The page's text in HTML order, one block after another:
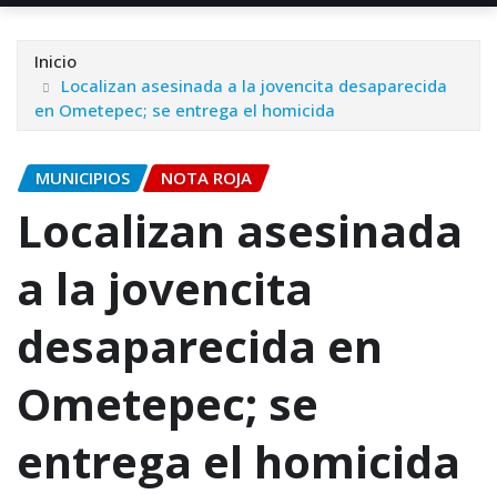
Inicio
Localizan asesinada a la jovencita desaparecida
en Ometepec; se entrega el homicida
MUNICIPIOS NOTA ROJA
Localizan asesinada
a la jovencita
desaparecida en
Ometepec; se
entrega el homicida